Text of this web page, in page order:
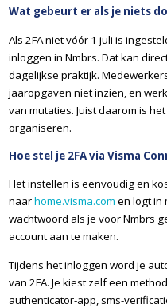
Wat gebeurt er als je niets
Als 2FA niet vóór 1 juli is
inloggen in Nmbrs. Dat kan
dagelijkse praktijk.
jaaropgaven niet inzien, en
van mutaties. Juist daarom is
organiseren.
Hoe stel je 2FA via Visma
Het instellen is eenvoudig en
naarhome.visma.com en logt in
wachtwoord als je voor Nmbrs
account aan te maken.
Tijdens het inloggen word je
van 2FA. Je kiest zelf een
authenticator-app, sms-